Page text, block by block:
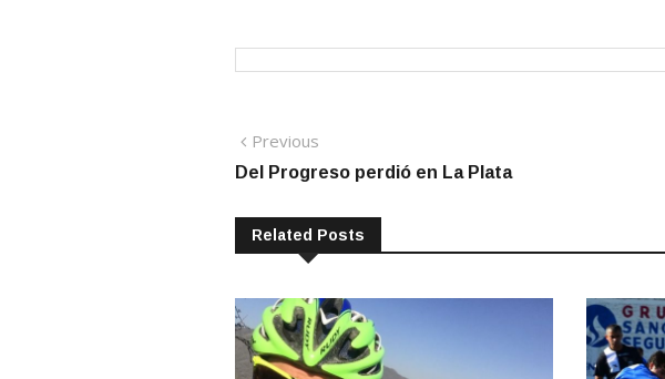
Navegación
de
entradas
Previous
post:
Del Progreso perdió en La Plata
Related Posts